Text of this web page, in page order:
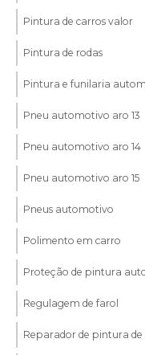
Pintura de carros valor
Pintura de rodas
Pintura e funilaria
Pneu automotivo aro 13
Pneu automotivo aro 14
Pneu automotivo aro 15
Pneus automotivo
Polimento em carro
Proteção de pintura
Regulagem de farol
Reparador de pintura de